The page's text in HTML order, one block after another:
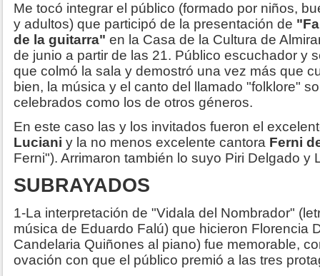
Me tocó integrar el público (formado por niños,
y adultos) que participó de la presentación de
de la guitarra" en la Casa de la Cultura de
de junio a partir de las 21. Público escuchador y
que colmó la sala y demostró una vez más que
bien, la música y el canto del llamado "folklore"
celebrados como los de otros géneros.
En este caso las y los invitados fueron el
Luciani y la no menos excelente cantora Ferni
Ferni"). Arrimaron también lo suyo Piri Delgado y
SUBRAYADOS
1-La interpretación de "Vidala del Nombrador"
música de Eduardo Falú) que hicieron Florencia
Candelaria Quiñones al piano) fue memorable,
ovación con que el público premió a las tres